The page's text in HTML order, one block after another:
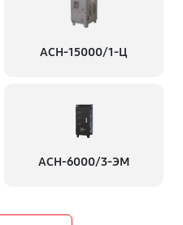
АСН-15000/1-Ц
АСН-6000/3-ЭМ